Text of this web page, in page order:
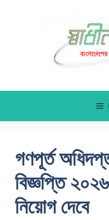
গণপূর্ত
বিজ্ঞপ্তি
নিয়োগ দেবে